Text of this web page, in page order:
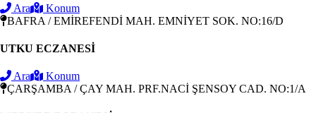
Ara
Konum
BAFRA / EMİREFENDİ MAH. EMNİYET SOK. NO:16/D
UTKU ECZANESİ
Ara
Konum
ÇARŞAMBA / ÇAY MAH. PRF.NACİ ŞENSOY CAD. NO:1/A